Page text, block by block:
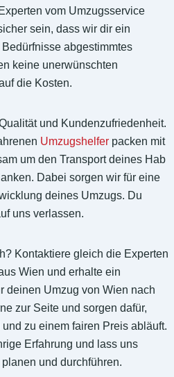
vom Umzugsservice
sein, dass wir dir ein
abgestimmtes
keine unerwünschten
die Kosten.
und Kundenzufriedenheit.
Umzugshelfer packen mit
um den Transport deines Hab
Dabei sorgen wir für eine
deines Umzugs. Du
uns verlassen.
Kontaktiere gleich die Experten
Wien und erhalte ein
deinen Umzug von Wien nach
zur Seite und sorgen dafür,
zu einem fairen Preis abläuft.
Erfahrung und lass uns
und durchführen.